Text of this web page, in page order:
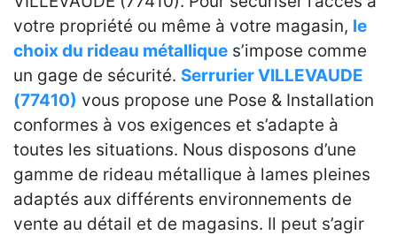
votre propriété ou même à votre magasin, le
choix du rideau métallique s’impose comme
un gage de sécurité. Serrurier VILLEVAUDE
(77410) vous propose une Pose & Installation
conformes à vos exigences et s’adapte à
toutes les situations. Nous disposons d’une
gamme de rideau métallique à lames pleines
adaptés aux différents environnements de
vente au détail et de magasins. Il peut s’agir